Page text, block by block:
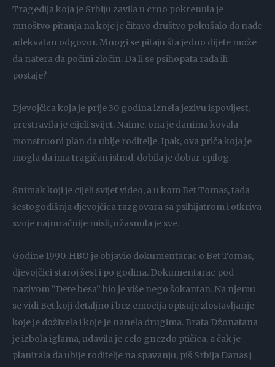
Tragedija koja je Srbiju zavila u crno pokrenula je
mnoštvo pitanja na koje je čitavo društvo pokušalo da nađe
adekvatan odgovor. Mnogi se pitaju šta jedno dijete može
da natera da počini zločin. Da li se psihopata rađa ili
postaje?
Djevojčica koja je prije 30 godina iznela jezivu ispovijest,
prestravila je cijeli svijet. Naime, ona je danima kovala
monstruoni plan da ubije roditelje. Ipak, ova priča koja je
mogla da ima tragičan ishod, dobila je dobar epilog.
Snimak koji je cijeli svijet video, a u kom Bet Tomas, tada
šestogodišnja djevojčica razgovara sa psihijatrom i otkriva
svoje najmračnije misli, užasnula je sve.
Godine 1990. HBO je objavio dokumentarac o Bet Tomas,
djevojčici staroj šest i po godina. Dokumentarac pod
nazivom “Dete besa” bio je više nego šokantan. Na njemu
se vidi Bet koji detaljno i bez emocija opisuje zlostavljanje
koje je doživela i koje je nanela drugima. Brata Džonatana
je izbola iglama, udavila je celo gnezdo ptičica, a čak je
planirala da ubije roditelje na spavanju, piš Srbija Danas.j